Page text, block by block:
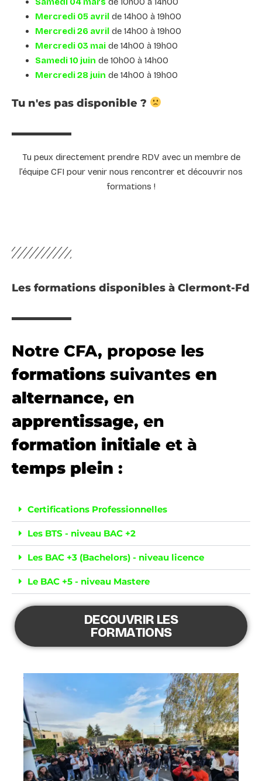
Mercredi 05 avril de 14h00 à 19h00
Mercredi 26 avril de 14h00 à 19h00
Mercredi 03 mai de 14h00 à 19h00
Samedi 10 juin de 10h00 à 14h00
Mercredi 28 juin de 14h00 à 19h00
Tu n'es pas disponible ?
Tu peux directement prendre RDV avec un membre de
l’équipe CFI pour venir nous rencontrer et découvrir nos
formations !
Les formations disponibles à Clermont-Fd
Notre CFA, propose les
formations suivantes en
alternance, en
apprentissage, en
formation initiale et à
temps plein :
Certifications Professionnelles
Les BTS - niveau BAC +2
Les BAC +3 (Bachelors) - niveau licence
Le BAC +5 - niveau Mastere
DECOUVRIR LES
FORMATIONS